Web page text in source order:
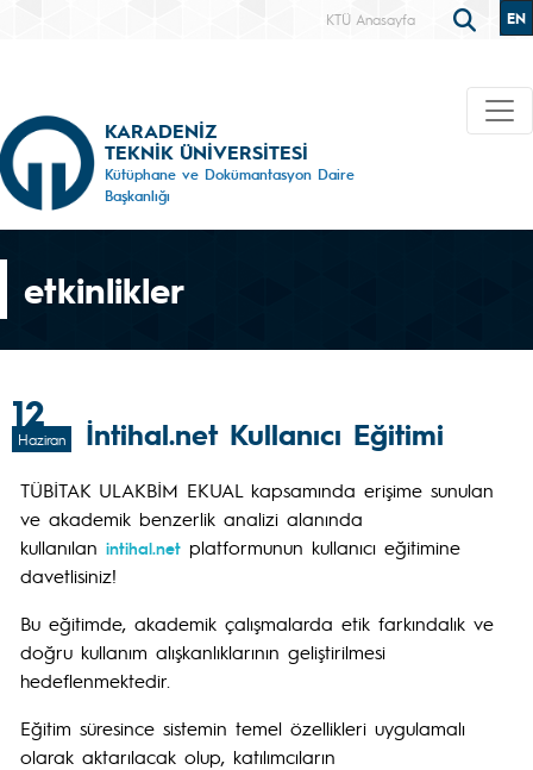
KTÜ Anasayfa EN
KARADENİZ
TEKNİK ÜNİVERSİTESİ
Kütüphane ve Dokümantasyon Daire
Başkanlığı
etkinlikler
12
Haziran İntihal.net Kullanıcı Eğitimi
TÜBİTAK ULAKBİM EKUAL kapsamında erişime sunulan
ve akademik benzerlik analizi alanında
kullanılan intihal.net platformunun kullanıcı eğitimine
davetlisiniz!
Bu eğitimde, akademik çalışmalarda etik farkındalık ve
doğru kullanım alışkanlıklarının geliştirilmesi
hedeflenmektedir.
Eğitim süresince sistemin temel özellikleri uygulamalı
olarak aktarılacak olup, katılımcıların